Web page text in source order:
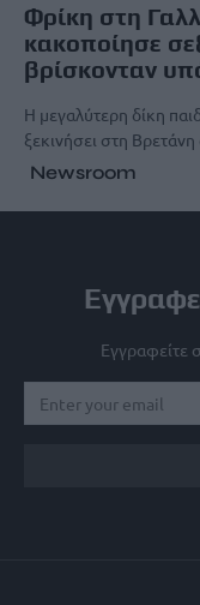
Φρίκη στη
κακοποίησε
βρίσκονταν
Η μεγαλύτερη δίκη
ξεκινήσει στη
Newsroom
Εγγραφείτε